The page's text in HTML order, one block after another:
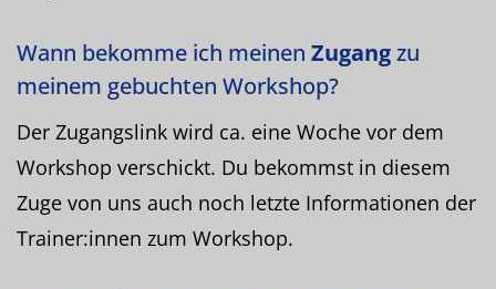
Wann bekomme ich meinen Zugangzu
meinem gebuchten Workshop?
Der Zugangslink wird ca. eine Woche vor dem
Workshop verschickt. Du bekommst in diesem
Zuge von uns auch noch letzte Informationen der
Trainer:innen zum Workshop.